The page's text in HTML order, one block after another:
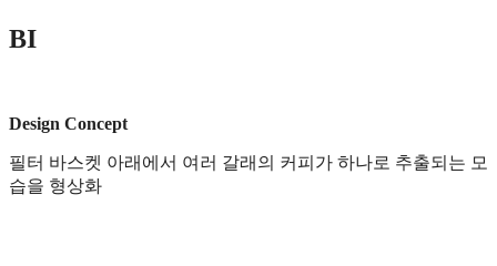
BI
Design Concept
필터 바스켓 아래에서 여러 갈래의 커피가 하나로 추출되는 모
습을 형상화